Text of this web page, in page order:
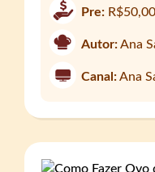
Pre: R$50,00
Autor:Ana
Canal:Ana